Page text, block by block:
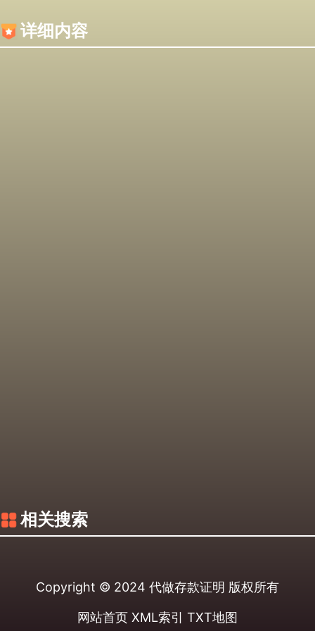
详细内容
相关搜索
Copyright © 2024 代做存款证明 版权所有
网站首页 XML索引 TXT地图